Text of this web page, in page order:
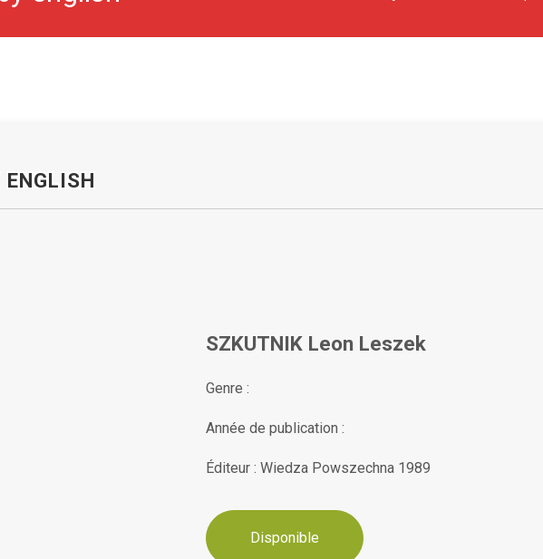
ENGLISH
SZKUTNIK Leon Leszek
Genre :
Année de publication :
Éditeur : Wiedza Powszechna 1989
Disponible